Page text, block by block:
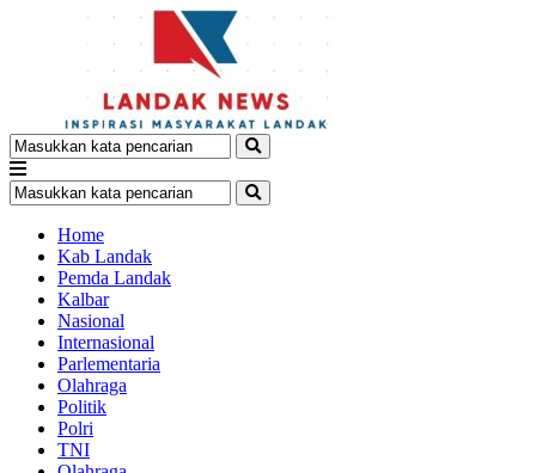
Home
Kab Landak
Pemda Landak
Kalbar
Nasional
Internasional
Parlementaria
Olahraga
Politik
Polri
TNI